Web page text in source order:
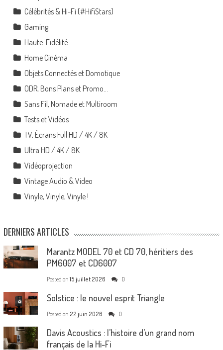
Célébrités & Hi-Fi (#HifiStars)
Gaming
Haute-Fidélité
Home Cinéma
Objets Connectés et Domotique
ODR, Bons Plans et Promo…
Sans Fil, Nomade et Multiroom
Tests et Vidéos
TV, Écrans Full HD / 4K / 8K
Ultra HD / 4K / 8K
Vidéoprojection
Vintage Audio & Video
Vinyle, Vinyle, Vinyle !
DERNIERS ARTICLES
Marantz MODEL 70 et CD 70, héritiers des
PM6007 et CD6007
Posted on 15 juillet 2026 0
Solstice : le nouvel esprit Triangle
Posted on 22 juin 2026 0
Davis Acoustics : l’histoire d’un grand nom
français de la Hi-Fi